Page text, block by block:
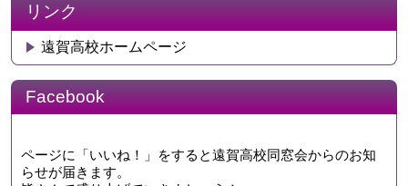
リンク
遠賀高校ホームページ
Facebook
ページに「いいね！」をすると遠賀高校同窓会からのお知
らせが届きます。